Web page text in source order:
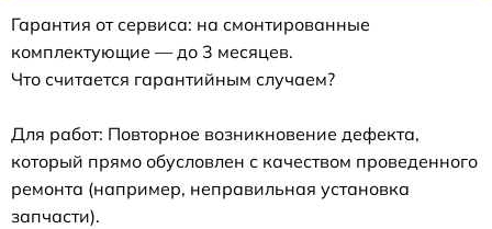
Гарантия от сервиса: на смонтированные
комплектующие — до 3 месяцев.
Что считается гарантийным случаем?
Для работ: Повторное возникновение дефекта,
который прямо обусловлен с качеством проведенного
ремонта (например, неправильная установка
запчасти).